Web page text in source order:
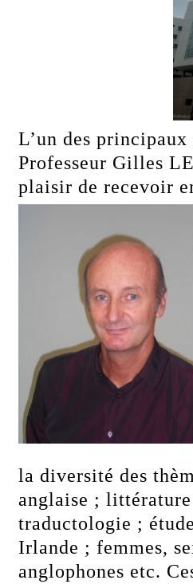
L’un des
Professeur Gilles
plaisir de recevoir
la diversité des
anglaise ;
traductologie ;
Irlande ; femmes,
anglophones etc.